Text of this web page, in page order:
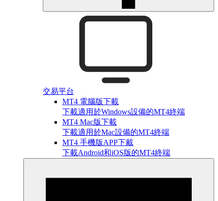
交易平台
MT4 電腦版下載
下載適用於Windows設備的MT4終端
MT4 Mac版下載
下載適用於Mac設備的MT4終端
MT4 手機版APP下戴
下載Android和iOS版的MT4終端